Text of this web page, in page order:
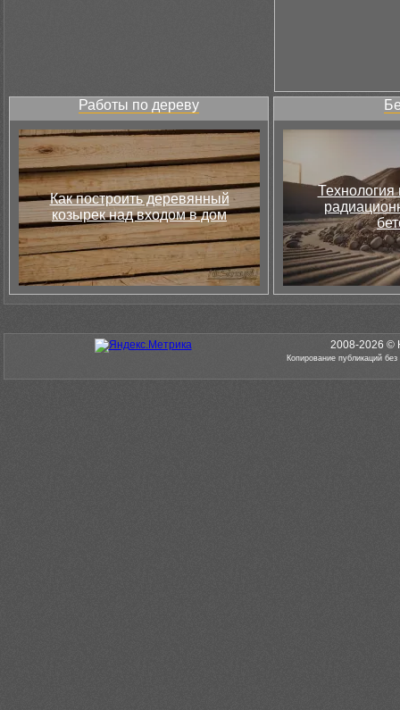
Работы по дереву
Как построить деревянный
козырек над входом в дом
Технология
2008-2026 ©
Копирование публикаций